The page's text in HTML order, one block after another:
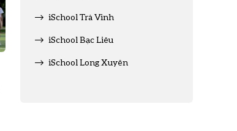
iSchool Trà Vinh
iSchool Bạc Liêu
iSchool Long Xuyên